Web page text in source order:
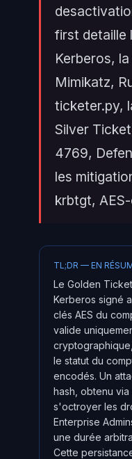
first detaille
Kerberos,
Mimikatz,
ticketer.py,
Silver
4769,
les
krbtgt,
TL;DR — EN
Le Golden
Kerberos signé
clés AES du
valide
le statut du
encodés. Un
hash, obtenu
s'octroyer les
Enterprise
une durée
Cette